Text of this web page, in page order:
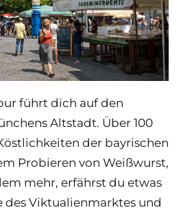
führt dich auf den
Altstadt. Über 100
der bayrischen
Probieren von Weißwurst,
mehr, erfährst du etwas
des Viktualienmarktes und